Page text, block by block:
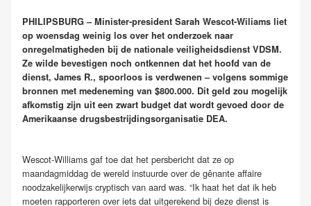
PHILIPSBURG – Minister-president Sarah Wescot-Wiliams liet
op woensdag weinig los over het onderzoek naar
onregelmatigheden bij de nationale veiligheidsdienst VDSM.
Ze wilde bevestigen noch ontkennen dat het hoofd van de
dienst, James R., spoorloos is verdwenen – volgens sommige
bronnen met medeneming van $800.000. Dit geld zou mogelijk
afkomstig zijn uit een zwart budget dat wordt gevoed door de
Amerikaanse drugsbestrijdingsorganisatie DEA.
Wescot-Williams gaf toe dat het persbericht dat ze op
maandagmiddag de wereld instuurde over de gênante affaire
noodzakelijkerwijs cryptisch van aard was. “Ik haat het dat ik heb
moeten rapporteren over iets dat uitgerekend bij deze dienst is